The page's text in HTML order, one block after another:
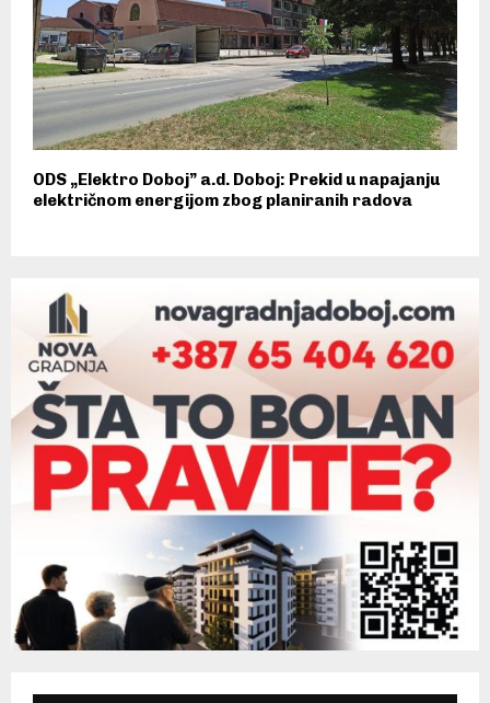
ODS „Elektro Doboj” a.d. Doboj: Prekid u napajanju
električnom energijom zbog planiranih radova